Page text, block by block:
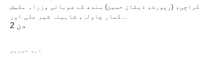
کراچی، (رپورٹ، ذیشان حسین) سندھ کے صوبائی وزراء مکیش
کمار چاولہ، شاہینہ شیر علی اور…
2 دن
اہم خبریں